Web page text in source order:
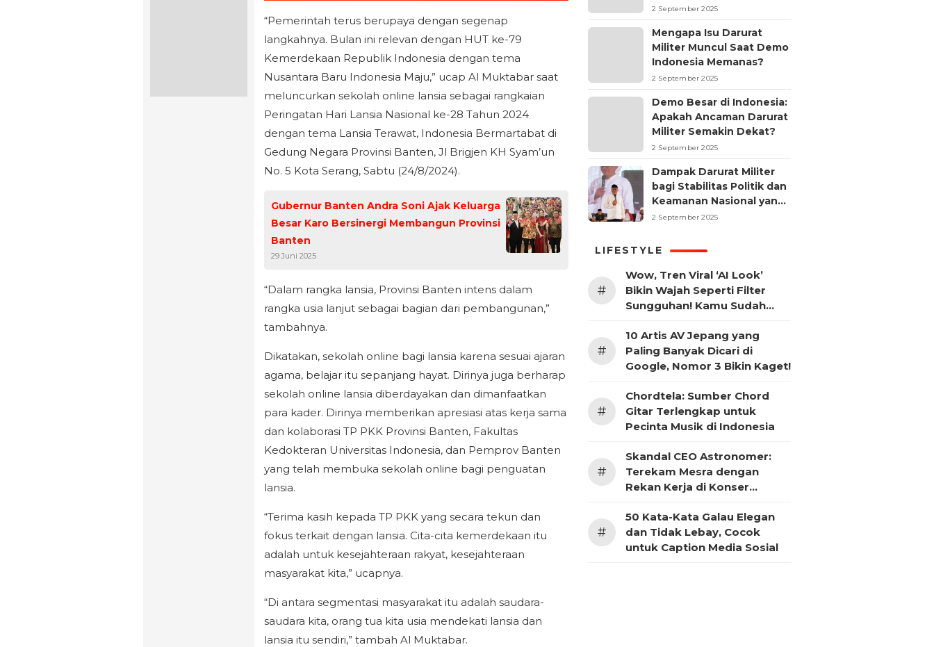
“Pemerintah terus berupaya dengan segenap
langkahnya. Bulan ini relevan dengan HUT ke-79
Kemerdekaan Republik Indonesia dengan tema
Nusantara Baru Indonesia Maju,” ucap Al Muktabar saat
meluncurkan sekolah online lansia sebagai rangkaian
Peringatan Hari Lansia Nasional ke-28 Tahun 2024
dengan tema Lansia Terawat, Indonesia Bermartabat di
Gedung Negara Provinsi Banten, Jl Brigjen KH Syam’un
No. 5 Kota Serang, Sabtu (24/8/2024).
Gubernur Banten Andra Soni Ajak Keluarga
Besar Karo Bersinergi Membangun Provinsi
Banten
29 Juni 2025
“Dalam rangka lansia, Provinsi Banten intens dalam
rangka usia lanjut sebagai bagian dari pembangunan,”
tambahnya.
Dikatakan, sekolah online bagi lansia karena sesuai ajaran
agama, belajar itu sepanjang hayat. Dirinya juga berharap
sekolah online lansia diberdayakan dan dimanfaatkan
para kader. Dirinya memberikan apresiasi atas kerja sama
dan kolaborasi TP PKK Provinsi Banten, Fakultas
Kedokteran Universitas Indonesia, dan Pemprov Banten
yang telah membuka sekolah online bagi penguatan
lansia.
“Terima kasih kepada TP PKK yang secara tekun dan
fokus terkait dengan lansia. Cita-cita kemerdekaan itu
adalah untuk kesejahteraan rakyat, kesejahteraan
masyarakat kita,” ucapnya.
“Di antara segmentasi masyarakat itu adalah saudara-
saudara kita, orang tua kita usia mendekati lansia dan
lansia itu sendiri,” tambah Al Muktabar.
Reformasi Indonesia
2 September 2025
Mengapa Isu Darurat
Militer Muncul Saat Demo
Indonesia Memanas?
2 September 2025
Demo Besar di Indonesia:
Apakah Ancaman Darurat
Militer Semakin Dekat?
2 September 2025
Dampak Darurat Militer
bagi Stabilitas Politik dan
Keamanan Nasional yang
Sering Terlupakan
2 September 2025
LIFESTYLE
#
Wow, Tren Viral ‘AI Look’
Bikin Wajah Seperti Filter
Sungguhan! Kamu Sudah
#
10 Artis AV Jepang yang
Paling Banyak Dicari di
Google, Nomor 3 Bikin Kaget!
#
Chordtela: Sumber Chord
Gitar Terlengkap untuk
Pecinta Musik di Indonesia
#
Skandal CEO Astronomer:
Terekam Mesra dengan
Rekan Kerja di Konser
#
50 Kata-Kata Galau Elegan
dan Tidak Lebay, Cocok
untuk Caption Media Sosial